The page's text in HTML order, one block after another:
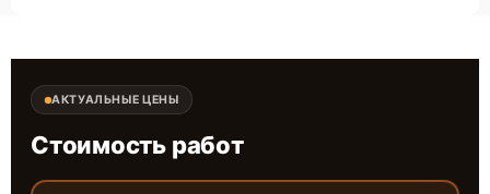
АКТУАЛЬНЫЕ ЦЕНЫ
Стоимость работ